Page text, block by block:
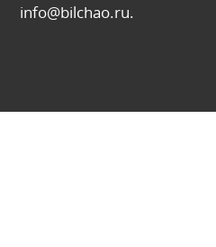
info@bilchao.ru.